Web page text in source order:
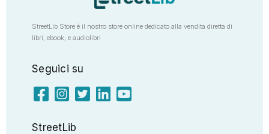
StreetLib Store è il nostro store online dedicato alla vendita diretta di
libri, ebook, e audiolibri
Seguici su
StreetLib